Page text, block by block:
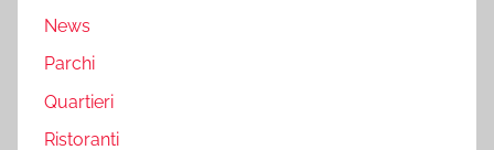
News
Parchi
Quartieri
Ristoranti